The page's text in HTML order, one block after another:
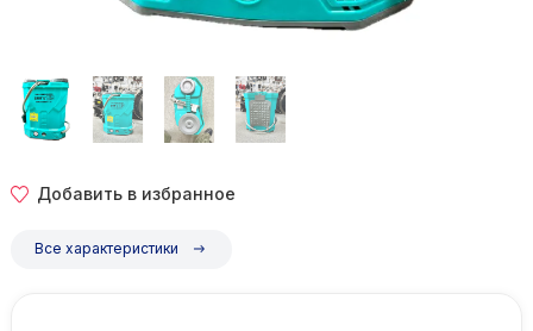
Добавить в избранное
Все характеристики